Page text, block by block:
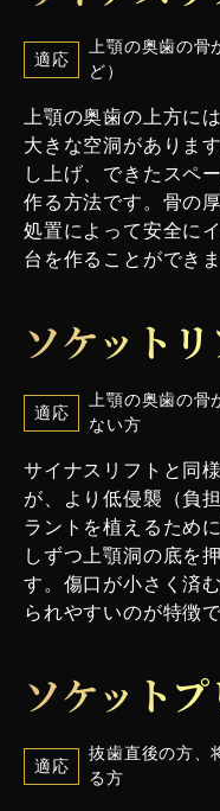
適応
上顎の奥歯の
ど）
上顎の奥歯の上方に
大きな空洞がありま
し上げ、できたスペ
作る方法です。骨の
処置によって安全に
台を作ることができま
ソケットリ
適応
上顎の奥歯の
ない方
サイナスリフトと同
が、より低侵襲（負
ラントを植えるため
しずつ上顎洞の底を
す。傷口が小さく済
られやすいのが特徴で
ソケット
適応
抜歯直後の方、
る方